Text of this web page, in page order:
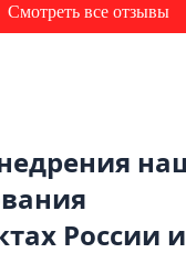
Смотреть все отзывы
России